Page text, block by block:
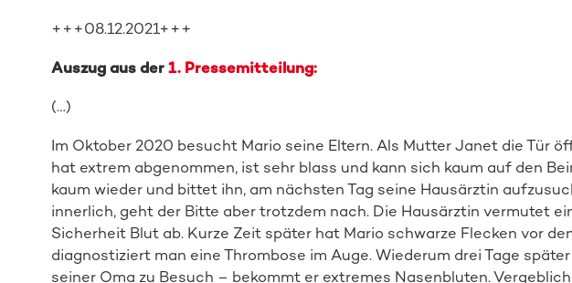
+++08.12.2021+++
Auszug aus der 1. Pressemitteilung:
(…)
Im Oktober 2020 besucht Mario seine Eltern. Als Mutter Janet die Tür
hat extrem abgenommen, ist sehr blass und kann sich kaum auf den
kaum wieder und bittet ihn, am nächsten Tag seine Hausärztin
innerlich, geht der Bitte aber trotzdem nach. Die Hausärztin vermutet
Sicherheit Blut ab. Kurze Zeit später hat Mario schwarze Flecken vor
diagnostiziert man eine Thrombose im Auge. Wiederum drei Tage
seiner Oma zu Besuch – bekommt er extremes Nasenbluten.
Direkt